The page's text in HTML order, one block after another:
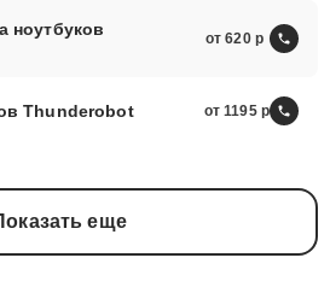
ноутбуков
от 620
Thunderobot от 1195
еще